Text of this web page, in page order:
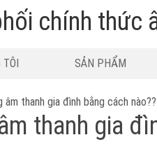
TÔI SẢN PHẨM
thanh gia đình bằng cách
thanh gia